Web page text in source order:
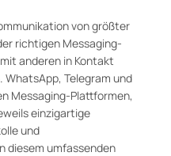
von größter
richtigen Messaging-
anderen in Kontakt
Telegram und
Messaging-Plattformen,
einzigartige
und
diesem umfassenden